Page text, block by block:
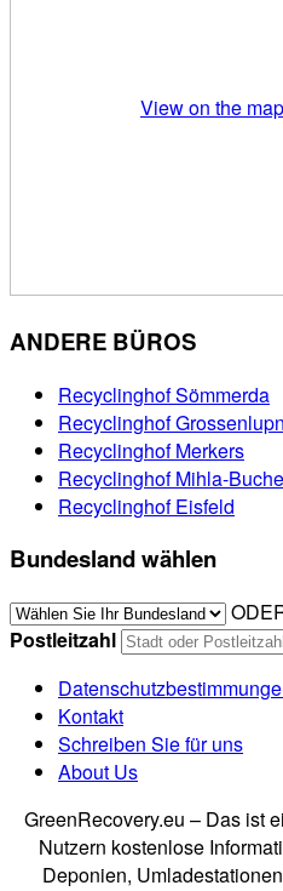
View on the map
ANDERE BÜROS
Recyclinghof Sömmerda
Recyclinghof
Recyclinghof Merkers
Recyclinghof Mihla-
Recyclinghof Eisfeld
Bundesland wählen
Postleitzahl
Kontakt
Schreiben Sie für uns
About Us
GreenRecovery.eu – Das ist
Nutzern kostenlose
Deponien,